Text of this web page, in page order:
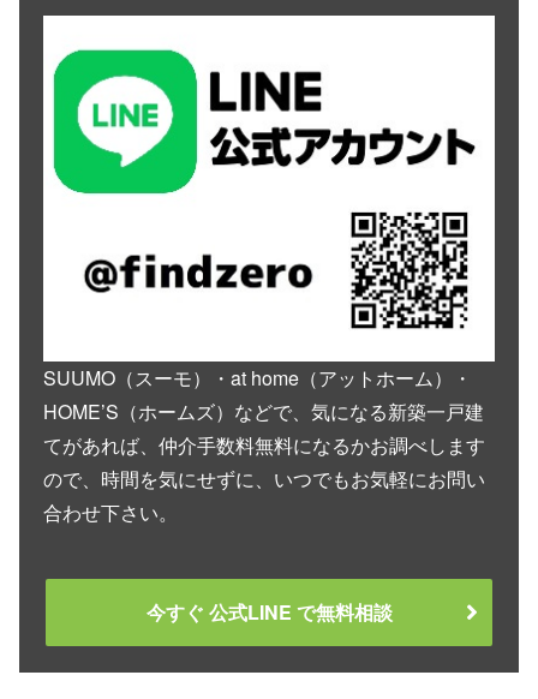
SUUMO（スーモ）・at home（アットホーム）・
HOME’S（ホームズ）などで、気になる新築一戸建
てがあれば、仲介手数料無料になるかお調べします
ので、時間を気にせずに、いつでもお気軽にお問い
合わせ下さい。
今すぐ 公式LINE で無料相談